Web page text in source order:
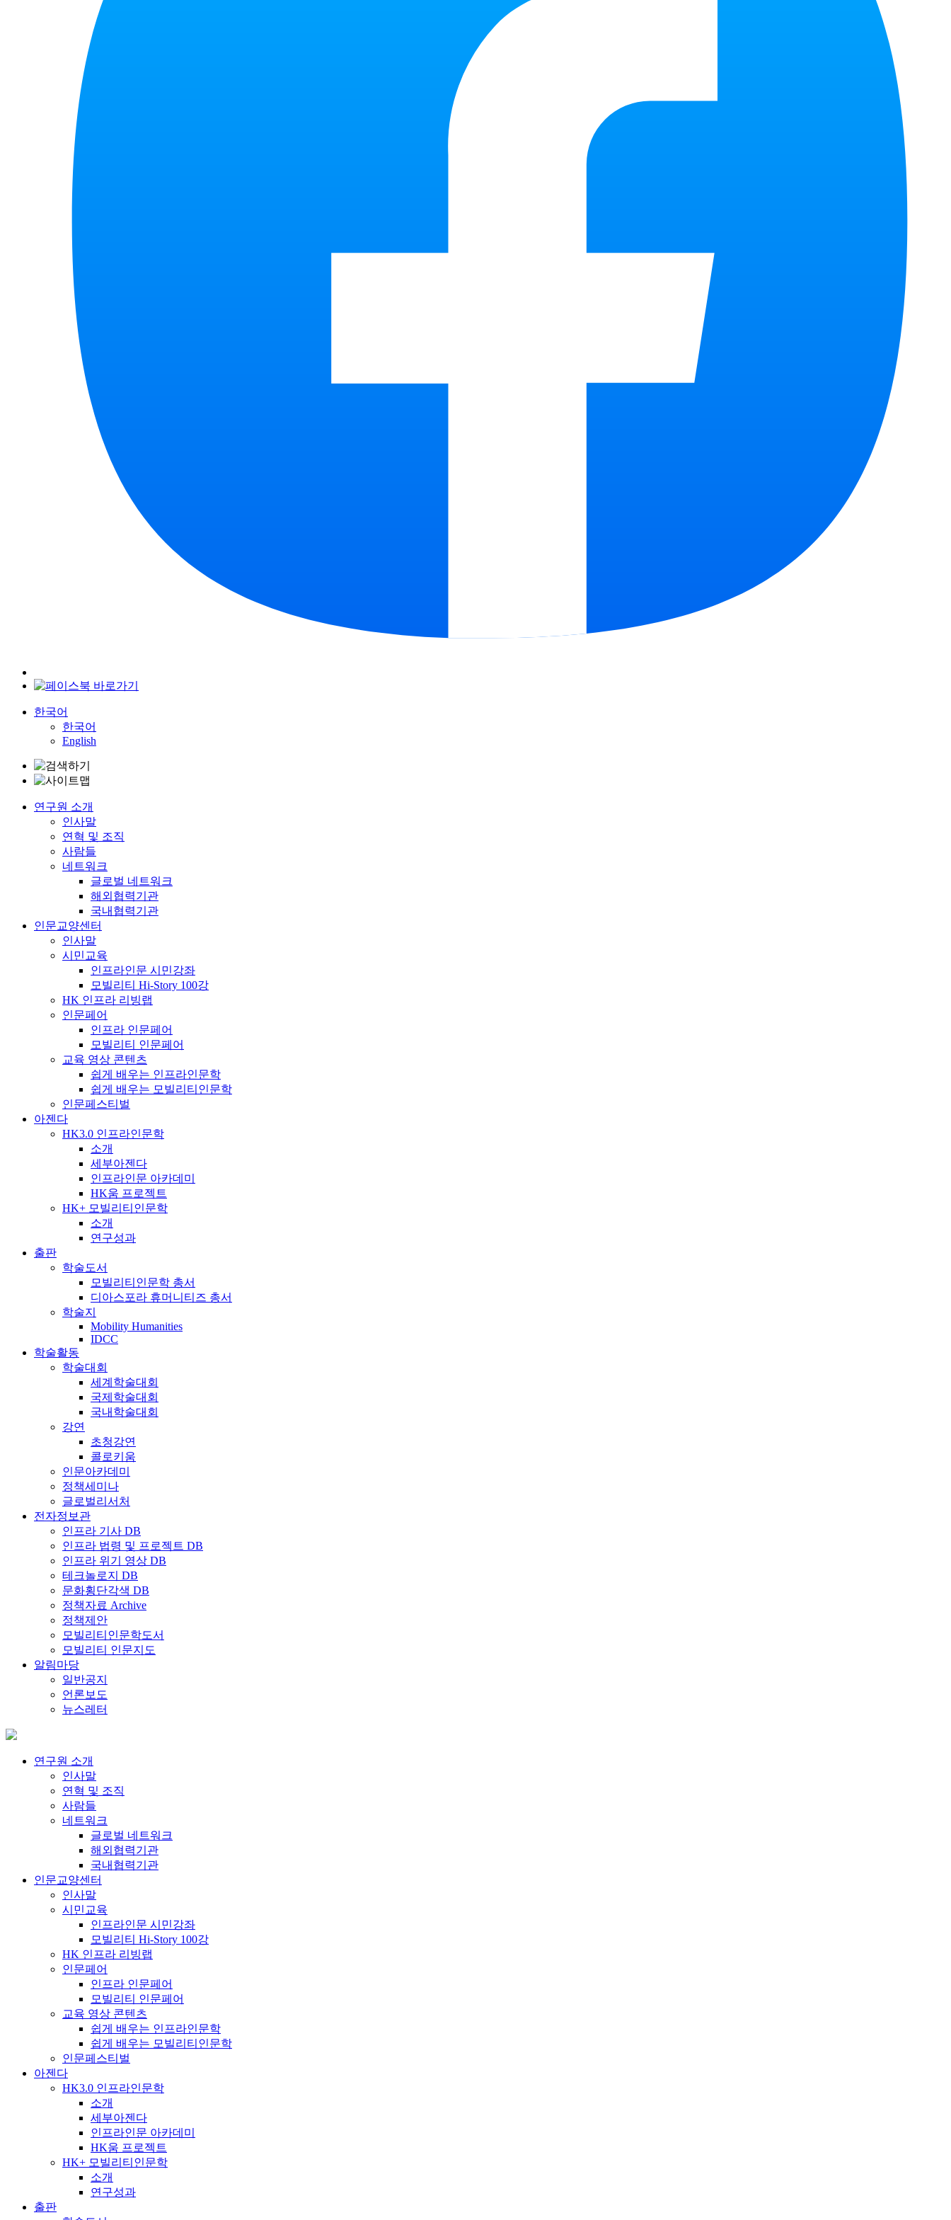
한국어
한국어
English
연구원 소개
인사말
연혁 및 조직
사람들
네트워크
글로벌 네트워크
해외협력기관
국내협력기관
인문교양센터
인사말
시민교육
인프라인문 시민강좌
모빌리티 Hi-Story 100강
HK 인프라 리빙랩
인문페어
인프라 인문페어
모빌리티 인문페어
교육 영상 콘텐츠
쉽게 배우는 인프라인문학
쉽게 배우는 모빌리티인문학
인문페스티벌
아젠다
HK3.0 인프라인문학
소개
세부아젠다
인프라인문 아카데미
HK움 프로젝트
HK+ 모빌리티인문학
소개
연구성과
출판
학술도서
모빌리티인문학 총서
디아스포라 휴머니티즈 총서
학술지
Mobility Humanities
IDCC
학술활동
학술대회
세계학술대회
국제학술대회
국내학술대회
강연
초청강연
콜로키움
인문아카데미
정책세미나
글로벌리서처
전자정보관
인프라 기사 DB
인프라 법령 및 프로젝트 DB
인프라 위기 영상 DB
테크놀로지 DB
문화횡단각색 DB
정책자료 Archive
정책제안
모빌리티인문학도서
모빌리티 인문지도
알림마당
일반공지
언론보도
뉴스레터
연구원 소개
인사말
연혁 및 조직
사람들
네트워크
글로벌 네트워크
해외협력기관
국내협력기관
인문교양센터
인사말
시민교육
인프라인문 시민강좌
모빌리티 Hi-Story 100강
HK 인프라 리빙랩
인문페어
인프라 인문페어
모빌리티 인문페어
교육 영상 콘텐츠
쉽게 배우는 인프라인문학
쉽게 배우는 모빌리티인문학
인문페스티벌
아젠다
HK3.0 인프라인문학
소개
세부아젠다
인프라인문 아카데미
HK움 프로젝트
HK+ 모빌리티인문학
소개
연구성과
출판